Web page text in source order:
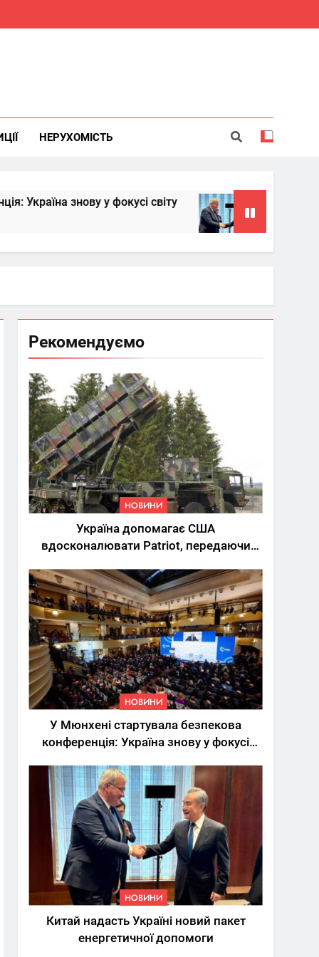
НЕРУХОМІСТЬ
у фокусі світу Китай надасть Україні
6 Місяців Тому
Рекомендуємо
НОВИНИ
Україна допомагає США
вдосконалювати Patriot, передаючи
НОВИНИ
У Мюнхені стартувала безпекова
конференція: Україна знову у фокусі
НОВИНИ
Китай надасть Україні новий пакет
енергетичної допомоги
5
Трамп вимагає від
Зеленського активних
кроків у мирному
процесі
НОВИНИ
6
КМДА заявила про
параліч